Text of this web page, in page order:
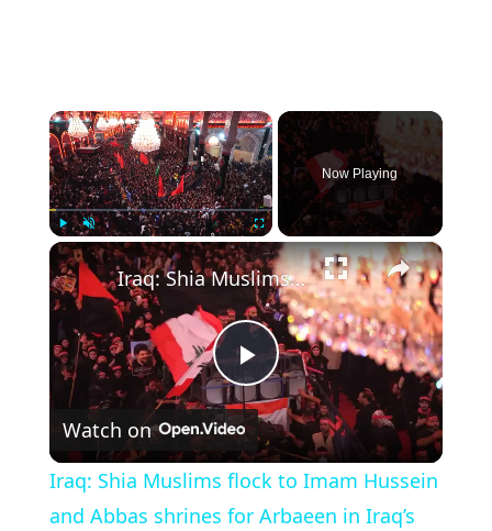
×
Play Unmute Fullscreen
Now Playing
×
Play
Video
Iraq: Shia Muslims flock to Imam Hussein and Abbas shrines for Arbaeen in Iraq’s Karbala.
Watch on
Iraq: Shia Muslims flock to Imam Hussein
and Abbas shrines for Arbaeen in Iraq’s